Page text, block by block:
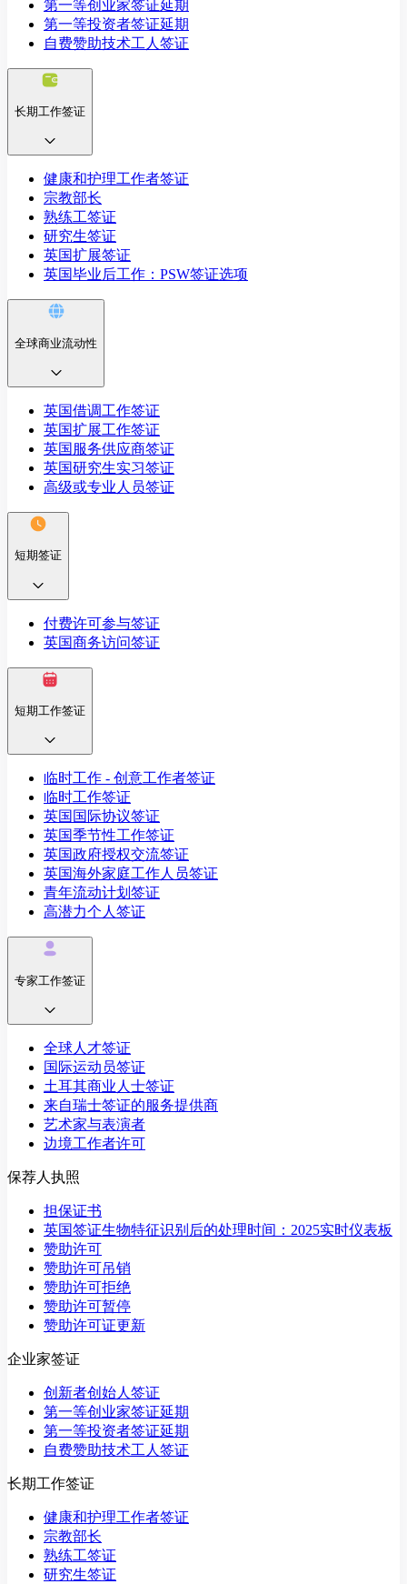
第一等创业家签证延期
第一等投资者签证延期
自费赞助技术工人签证
长期工作签证
健康和护理工作者签证
宗教部长
熟练工签证
研究生签证
英国扩展签证
英国毕业后工作：PSW签证选项
全球商业流动性
英国借调工作签证
英国扩展工作签证
英国服务供应商签证
英国研究生实习签证
高级或专业人员签证
短期签证
付费许可参与签证
英国商务访问签证
短期工作签证
临时工作 - 创意工作者签证
临时工作签证
英国国际协议签证
英国季节性工作签证
英国政府授权交流签证
英国海外家庭工作人员签证
青年流动计划签证
高潜力个人签证
专家工作签证
全球人才签证
国际运动员签证
土耳其商业人士签证
来自瑞士签证的服务提供商
艺术家与表演者
边境工作者许可
保荐人执照
担保证书
英国签证生物特征识别后的处理时间：2025实时仪表板
赞助许可
赞助许可吊销
赞助许可拒绝
赞助许可暂停
赞助许可证更新
企业家签证
创新者创始人签证
第一等创业家签证延期
第一等投资者签证延期
自费赞助技术工人签证
长期工作签证
健康和护理工作者签证
宗教部长
熟练工签证
研究生签证